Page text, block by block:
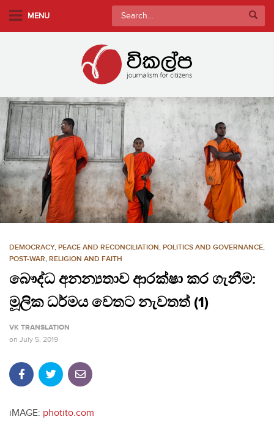
m
n
c
o
n
t
e
MENU
Search
for:
DEMOCRACY, PEACE AND RECONCILIATION, POLITICS AND GOVERNANCE,
POST-WAR, RELIGION AND FAITH
බෞද්ධ අනන්‍යතාව ආරක්ෂා කර ගැනීම:
මූලික ධර්මය වෙතට නැවතත් (1)
VK TRANSLATION
on July 5, 2019
iMAGE: photito.com